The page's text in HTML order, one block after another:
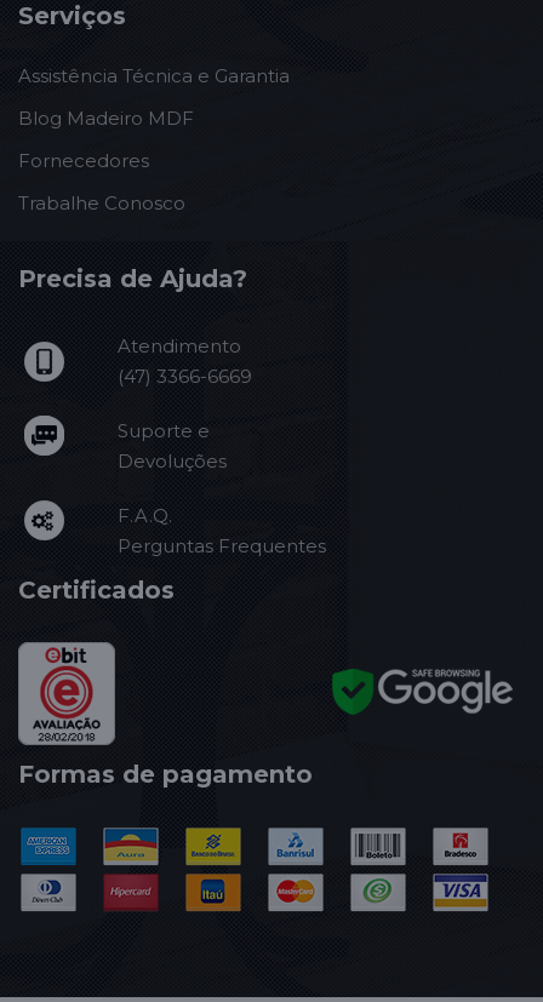
Serviços
Assistência Técnica e Garantia
Blog Madeiro MDF
Fornecedores
Trabalhe Conosco
Precisa de Ajuda?
Atendimento
(47) 3366-6669
Suporte e
Devoluções
F.A.Q.
Perguntas Frequentes
Certificados
Formas de pagamento